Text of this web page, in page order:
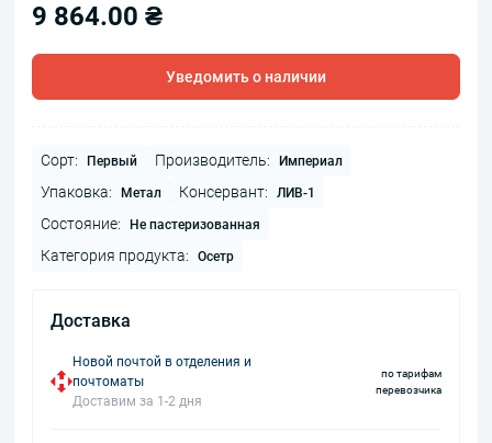
9 864.00 ₴
Уведомить о наличии
Сорт: Первый Производитель: Империал
Упаковка: Метал Консервант: ЛИВ-1
Состояние: Не пастеризованная
Категория продукта: Осетр
Доставка
Новой почтой в отделения и
почтоматы
Доставим за 1-2 дня
по тарифам
перевозчика